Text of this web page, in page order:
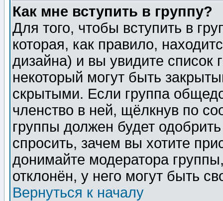
Как мне вступить в группу?
Для того, чтобы вступить в
которая, как правило,
дизайна) и вы увидите список
некоторый могут быть
скрытыми. Если группа
членство в ней, щёлкнув по
группы должен будет
спросить, зачем вы хотите
донимайте модератора
отклонён, у него могут быть
Вернуться к началу